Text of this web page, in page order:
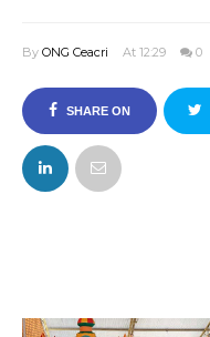
By ONG Ceacri At 12:29 0
SHARE ON
FACEBOOK